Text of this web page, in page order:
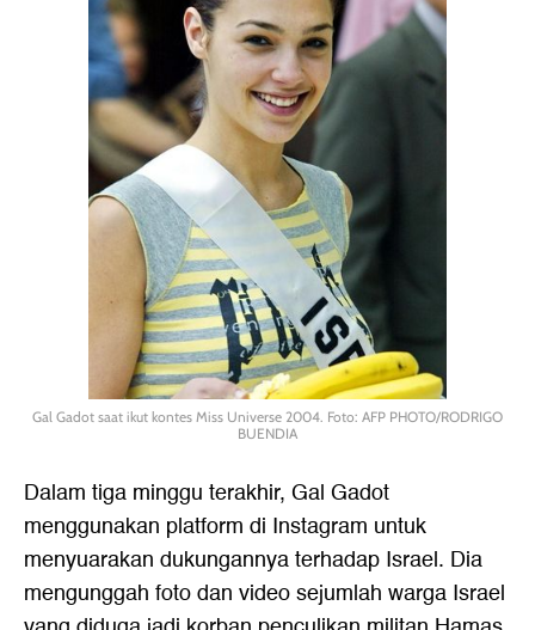
Gal Gadot saat ikut kontes Miss Universe 2004. Foto: AFP PHOTO/RODRIGO
BUENDIA
Dalam tiga minggu terakhir, Gal Gadot
menggunakan platform di Instagram untuk
menyuarakan dukungannya terhadap Israel. Dia
mengunggah foto dan video sejumlah warga Israel